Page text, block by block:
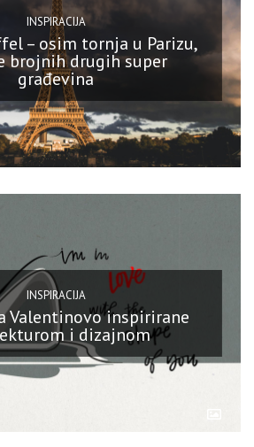
INSPIRACIJA
– osim tornja u Parizu,
brojnih drugih super
građevina
INSPIRACIJA
Valentinovo inspirirane
i dizajnom